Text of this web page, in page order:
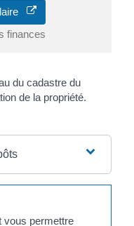
finances
du cadastre du
de la propriété.
vous permettre